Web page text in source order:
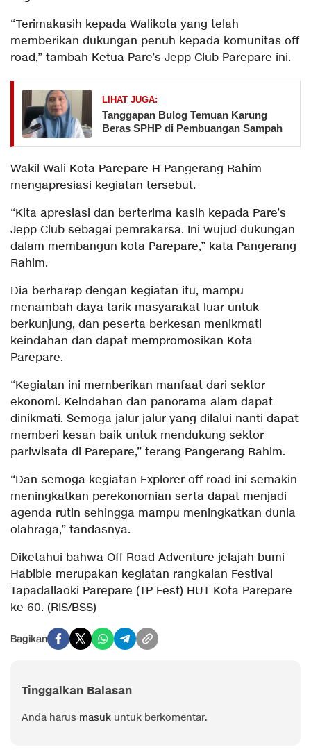
“Terimakasih kepada Walikota yang telah
memberikan dukungan penuh kepada komunitas off
road,” tambah Ketua Pare’s Jepp Club Parepare ini.
LIHAT JUGA:
Tanggapan Bulog Temuan Karung
Beras SPHP di Pembuangan Sampah
Wakil Wali Kota Parepare H Pangerang Rahim
mengapresiasi kegiatan tersebut.
“Kita apresiasi dan berterima kasih kepada Pare’s
Jepp Club sebagai pemrakarsa. Ini wujud dukungan
dalam membangun kota Parepare,” kata Pangerang
Rahim.
Dia berharap dengan kegiatan itu, mampu
menambah daya tarik masyarakat luar untuk
berkunjung, dan peserta berkesan menikmati
keindahan dan dapat mempromosikan Kota
Parepare.
“Kegiatan ini memberikan manfaat dari sektor
ekonomi. Keindahan dan panorama alam dapat
dinikmati. Semoga jalur jalur yang dilalui nanti dapat
memberi kesan baik untuk mendukung sektor
pariwisata di Parepare,” terang Pangerang Rahim.
“Dan semoga kegiatan Explorer off road ini semakin
meningkatkan perekonomian serta dapat menjadi
agenda rutin sehingga mampu meningkatkan dunia
olahraga,” tandasnya.
Diketahui bahwa Off Road Adventure jelajah bumi
Habibie merupakan kegiatan rangkaian Festival
Tapadallaoki Parepare (TP Fest) HUT Kota Parepare
ke 60. (RIS/BSS)
Bagikan
Tinggalkan Balasan
Anda harus masuk untuk berkomentar.